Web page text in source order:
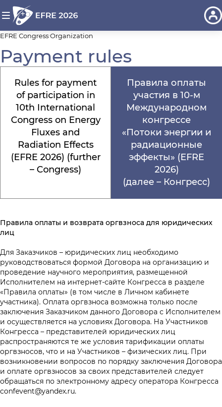
EFRE CongressOrganization
Payment rules
Rules for payment
of participation in
10th International
Congress on Energy
Fluxes and
Radiation Effects
(EFRE 2026) (further
– Congress)
Правила оплаты
участия в 10-м
Международном
конгрессе
«Потоки энергии и
радиационные
эффекты» (EFRE
2026)
(далее – Конгресс)
Правила оплаты и возврата оргвзноса для юридических
лиц
Для Заказчиков – юридических лиц необходимо
руководствоваться формой Договора на организацию и
проведение научного мероприятия, размещенной
Исполнителем на интернет-сайте Конгресса в разделе
«Правила оплаты» (в том числе в Личном кабинете
участника). Оплата оргвзноса возможна только после
заключения Заказчиком данного Договора с Исполнителем
и осуществляется на условиях Договора. На Участников
Конгресса – представителей юридических лиц
распространяются те же условия тарификации оплаты
оргвзносов, что и на Участников – физических лиц. При
возникновении вопросов по порядку заключения Договора
и оплате оргвзносов за своих представителей следует
обращаться по электронному адресу оператора Конгресса
confevent@yandex.ru.